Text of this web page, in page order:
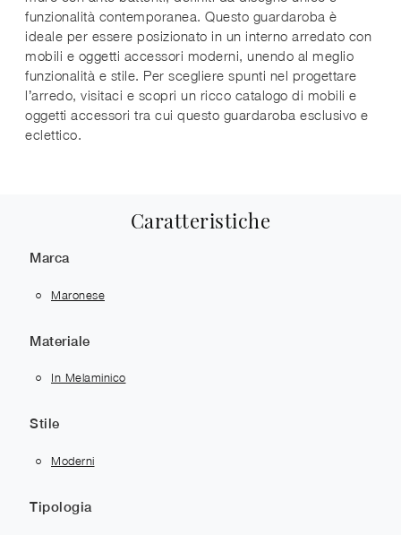
funzionalità contemporanea. Questo guardaroba è
ideale per essere posizionato in un interno arredato con
mobili e oggetti accessori moderni, unendo al meglio
funzionalità e stile. Per scegliere spunti nel progettare
l’arredo, visitaci e scopri un ricco catalogo di mobili e
oggetti accessori tra cui questo guardaroba esclusivo e
eclettico.
Caratteristiche
Marca
Maronese
Materiale
In Melaminico
Stile
Moderni
Tipologia